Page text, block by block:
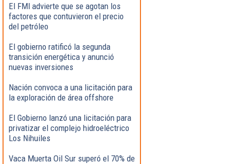
El FMI advierte que se agotan los
factores que contuvieron el precio
del petróleo
El gobierno ratificó la segunda
transición energética y anunció
nuevas inversiones
Nación convoca a una licitación para
la exploración de área offshore
El Gobierno lanzó una licitación para
privatizar el complejo hidroeléctrico
Los Nihuiles
Vaca Muerta Oil Sur superó el 70% de